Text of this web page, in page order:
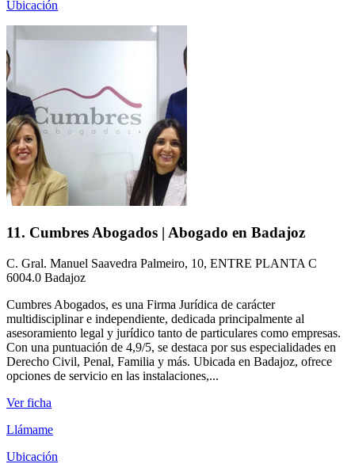
Ubicación
11. Cumbres Abogados | Abogado en Badajoz
C. Gral. Manuel Saavedra Palmeiro, 10, ENTRE PLANTA C
6004.0 Badajoz
Cumbres Abogados, es una Firma Jurídica de carácter
multidisciplinar e independiente, dedicada principalmente al
asesoramiento legal y jurídico tanto de particulares como empresas.
Con una puntuación de 4,9/5, se destaca por sus especialidades en
Derecho Civil, Penal, Familia y más. Ubicada en Badajoz, ofrece
opciones de servicio en las instalaciones,...
Ver ficha
Llámame
Ubicación